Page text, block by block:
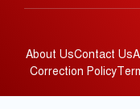
About UsContact Us
Correction Policy